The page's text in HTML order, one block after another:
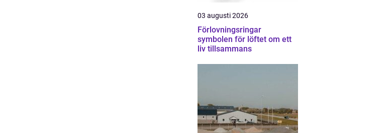
03 augusti 2026
Förlovningsringar
symbolen för löftet om ett
liv tillsammans